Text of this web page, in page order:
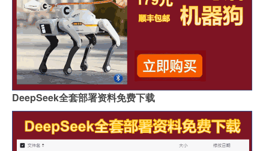
DeepSeek全套部署资料免费下载